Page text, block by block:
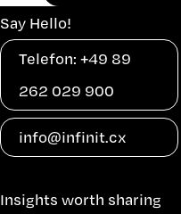
Say Hello!
Telefon: +49 89
262 029 900
info@infinit.cx
Insights worth sharing